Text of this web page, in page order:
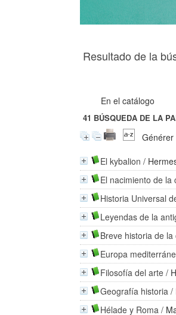
Resultado de la
En el catálogo
41 BÚSQUEDA DE LA
El kybalion /
El nacimiento de la
Historia Universal
Leyendas de la
Breve historia de
Europa
Filosofía del arte /
Geografía historia /
Hélade y Roma /